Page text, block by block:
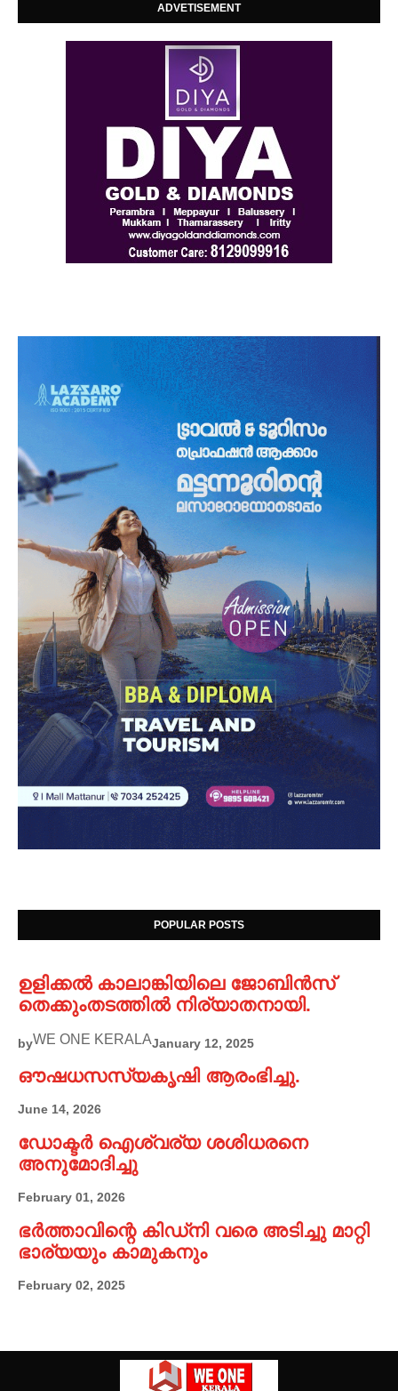
ADVETISEMENT
POPULAR POSTS
ഉളിക്കൽ കാലാങ്കിയിലെ ജോബിൻസ്
തെക്കുംതടത്തിൽ നിര്യാതനായി.
byWE ONE KERALAJanuary 12, 2025
ഔഷധസസ്യകൃഷി ആരംഭിച്ചു.
June 14, 2026
ഡോക്ടർ ഐശ്വര്യ ശശിധരനെ
അനുമോദിച്ചു
February 01, 2026
ഭർത്താവിന്റെ കിഡ്നി വരെ അടിച്ചു മാറ്റി
ഭാര്യയും കാമുകനും
February 02, 2025